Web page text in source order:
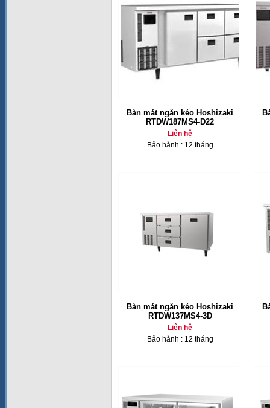
Bàn mát ngăn kéo Hoshizaki
RTDW187MS4-D22
Liên hệ
Bảo hành : 12 tháng
Bàn mát ngăn kéo Hoshizaki
RTDW137MS4-3D
Liên hệ
Bảo hành : 12 tháng